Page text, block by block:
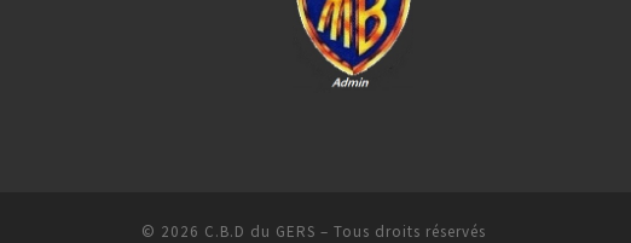
© 2026 C.B.D du GERS – Tous droits réservés